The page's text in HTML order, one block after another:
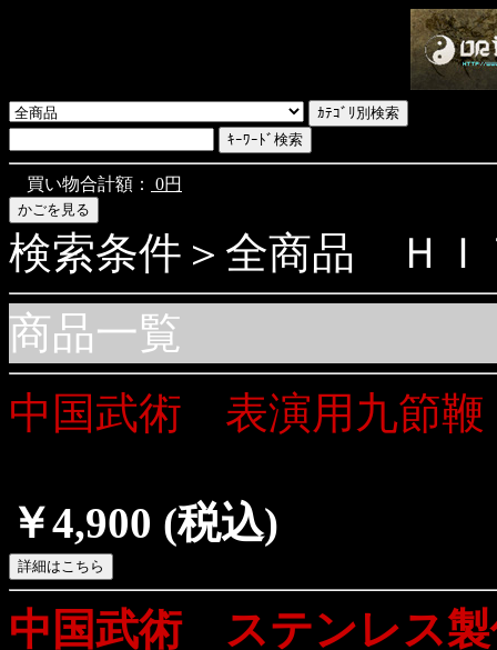
買い物合計額： 0円
検索条件＞全商品 ＨＩ
商品一覧
中国武術 表演用九節
￥4,900 (税込)
中国武術 ステンレス製